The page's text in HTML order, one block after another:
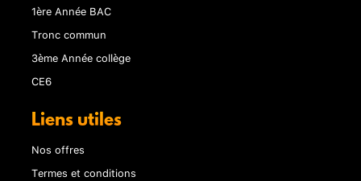
1ère Année BAC
Tronc commun
3ème Année collège
CE6
Liens utiles
Nos offres
Termes et conditions